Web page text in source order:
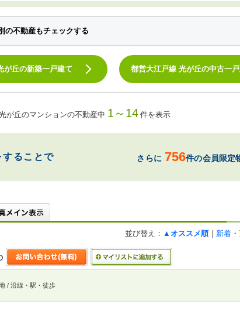
の不動産もチェックする
が丘の新築一戸建て 都営大江戸線 光が丘の中古一
が丘のマンションの不動産中 1～14 件を表示
ることで さらに 756件の会員限定
並び替え： ▲オススメ順｜ 新着
/ 沿線・駅・徒歩